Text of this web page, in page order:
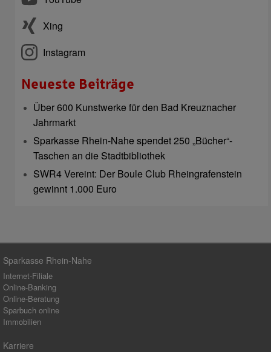
Xing
Instagram
Neueste Beiträge
Über 600 Kunstwerke für den Bad Kreuznacher
Jahrmarkt
Sparkasse Rhein-Nahe spendet 250 „Bücher“-
Taschen an die Stadtbibliothek
SWR4 Vereint: Der Boule Club Rheingrafenstein
gewinnt 1.000 Euro
Sparkasse Rhein-Nahe
Internet-Filiale
Online-Banking
Online-Beratung
Sparbuch online
Immobilien
Karriere